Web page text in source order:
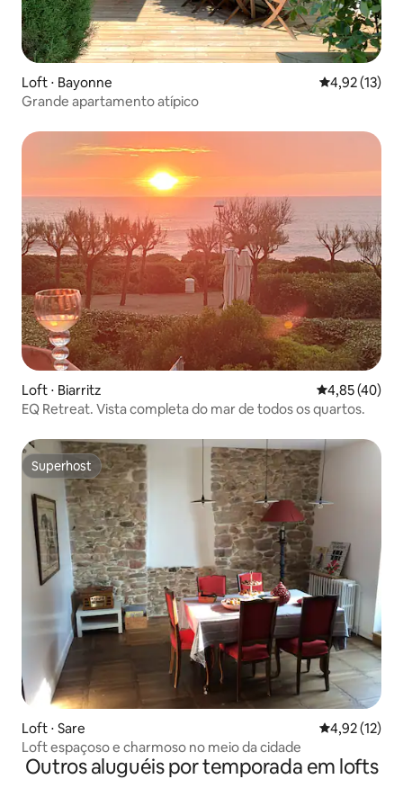
Loft ⋅ Bayonne 4,92 de uma
4,92 (13)
Grande apartamento atípico
Loft ⋅ Biarritz 4,85 de uma
4,85 (40)
EQ Retreat. Vista completa do mar de todos os quartos.
Superhost
Superhost
Loft ⋅ Sare 4,92 de uma
4,92 (12)
Loft espaçoso e charmoso no meio da cidade
Outros aluguéis por temporada em lofts